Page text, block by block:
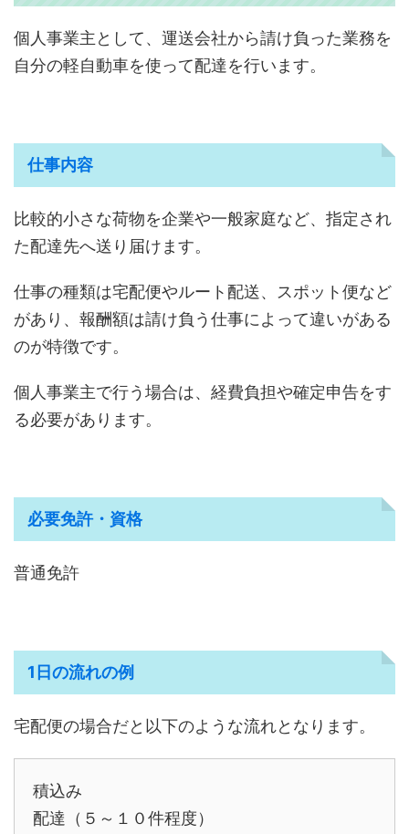
個人事業主として、運送会社から請け負った業務を
自分の軽自動車を使って配達を行います。
仕事内容
比較的小さな荷物を企業や一般家庭など、指定され
た配達先へ送り届けます。
仕事の種類は宅配便やルート配送、スポット便など
があり、報酬額は請け負う仕事によって違いがある
のが特徴です。
個人事業主で行う場合は、経費負担や確定申告をす
る必要があります。
必要免許・資格
普通免許
1日の流れの例
宅配便の場合だと以下のような流れとなります。
積込み
配達（５～１０件程度）